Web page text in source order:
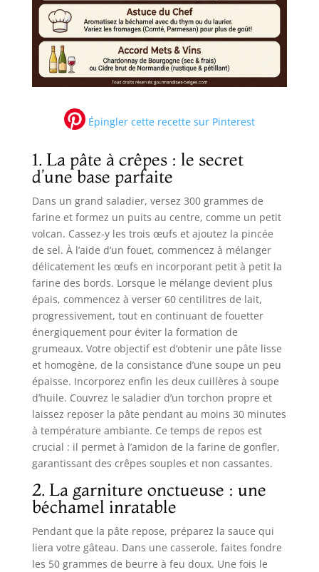
Épingler cette recette sur Pinterest
1. La pâte à crêpes : le secret
d’une base parfaite
Dans un grand saladier, versez 300 grammes de
farine et formez un puits au centre, comme un petit
volcan. Cassez-y les trois œufs et ajoutez la pincée
de sel. À l’aide d’un fouet, commencez à mélanger
délicatement les œufs en incorporant petit à petit la
farine des bords. Lorsque le mélange devient plus
épais, commencez à verser 60 centilitres de lait,
progressivement, tout en continuant de fouetter
énergiquement pour éviter la formation de
grumeaux. Votre objectif est d’obtenir une pâte lisse
et homogène, de la consistance d’une soupe un peu
épaisse. Incorporez enfin les deux cuillères à soupe
d’huile. Couvrez le saladier d’un torchon propre et
laissez reposer la pâte pendant au moins 30 minutes
à température ambiante. Ce temps de repos est
crucial : il permet à l’amidon de la farine de gonfler,
garantissant des crêpes souples et non cassantes.
2. La garniture onctueuse : une
béchamel inratable
Pendant que la pâte repose, préparez la sauce qui
liera votre gâteau. Dans une casserole, faites fondre
les 50 grammes de beurre à feu doux. Une fois le